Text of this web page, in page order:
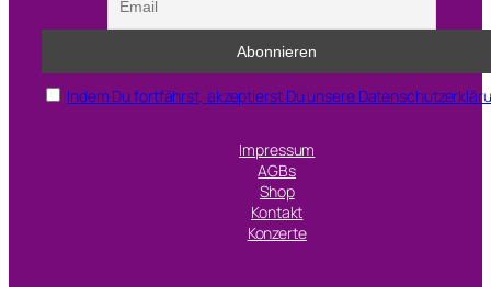
Indem Du fortfährst, akzeptierst Du unsere
Impressum
AGBs
Shop
Kontakt
Konzerte